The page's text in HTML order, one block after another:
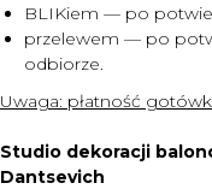
BLIKiem — po
przelewem — po
odbiorze.
Uwaga: płatność
Studio dekoracji
Dantsevich